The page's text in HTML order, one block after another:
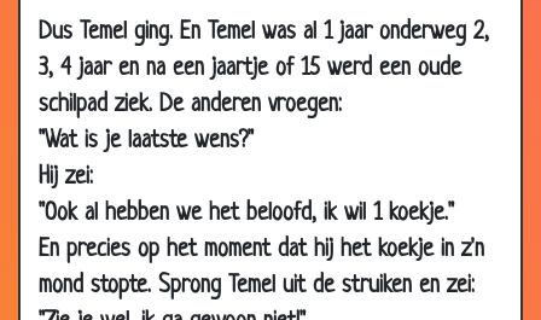
Dus Temel ging. En Temel was al 1 jaar onderweg 2,
3, 4 jaar en na een jaartje of 15 werd een oude
schilpad ziek. De anderen vroegen:
"Wat is je laatste wens?"
Hij zei:
"Ook al hebben we het beloofd, ik wil 1 koekje."
En precies op het moment dat hij het koekje in z'n
mond stopte. Sprong Temel uit de struiken en zei:
2000
12 May
2000
Frans de leeuwendoder 3.59
12 May
2000
De koe
12 May
2000
Harmsen bij de belastingdienst
12 May
Nerds 2.74